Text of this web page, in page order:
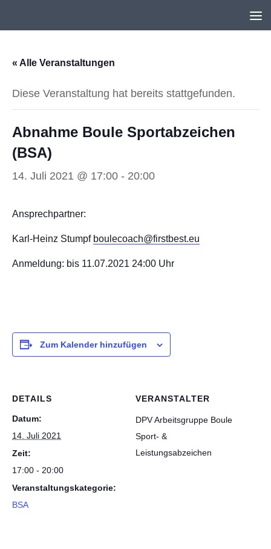
« Alle Veranstaltungen
Diese Veranstaltung hat bereits stattgefunden.
Abnahme Boule Sportabzeichen
(BSA)
14. Juli 2021 @ 17:00 - 20:00
Ansprechpartner:
Karl-Heinz Stumpf boulecoach@firstbest.eu
Anmeldung: bis 11.07.2021 24:00 Uhr
Zum Kalender hinzufügen
DETAILS
Datum:
14. Juli 2021
Zeit:
17:00 - 20:00
Veranstaltungskategorie:
BSA
VERANSTALTER
DPV Arbeitsgruppe Boule
Sport- &
Leistungsabzeichen